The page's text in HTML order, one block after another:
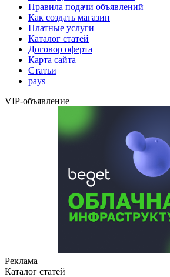
Правила подачи объявлений
Как создать магазин
Платные услуги
Каталог статей
Договор оферта
Карта сайта
Статьи
pays
VIP-объявление
Реклама
Каталог статей